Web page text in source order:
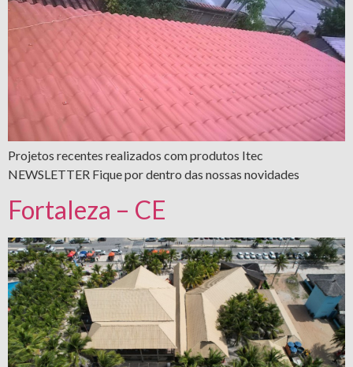
Projetos recentes realizados com produtos Itec
NEWSLETTER Fique por dentro das nossas novidades
Fortaleza – CE